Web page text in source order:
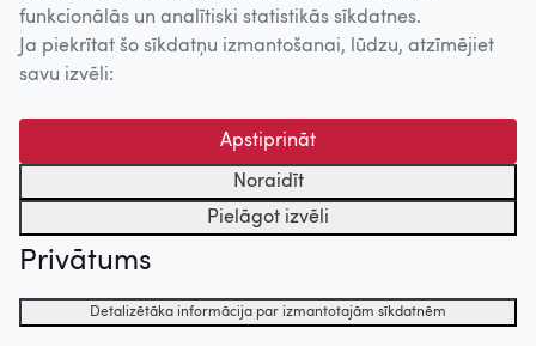
funkcionālās un analītiski statistikās sīkdatnes.
Ja piekrītat šo sīkdatņu izmantošanai, lūdzu, atzīmējiet
savu izvēli:
Apstiprināt
Noraidīt
Pielāgot izvēli
Privātums
Detalizētāka informācija par izmantotajām sīkdatnēm